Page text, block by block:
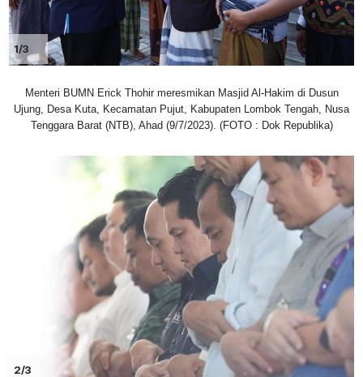
1/3
Menteri BUMN Erick Thohir meresmikan Masjid Al-Hakim di Dusun
Ujung, Desa Kuta, Kecamatan Pujut, Kabupaten Lombok Tengah, Nusa
Tenggara Barat (NTB), Ahad (9/7/2023). (FOTO : Dok Republika)
2/3